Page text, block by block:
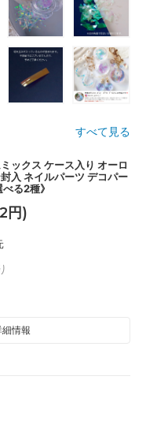
すべて見る
ックス ケース入り オーロ
入 ネイルパーツ デコパー
る2種》
円)
情報